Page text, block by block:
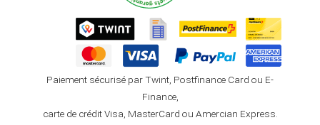
Paiement sécurisé par Twint, Postfinance Card ou E-
Finance,
carte de crédit Visa, MasterCard ou Amercian Express.